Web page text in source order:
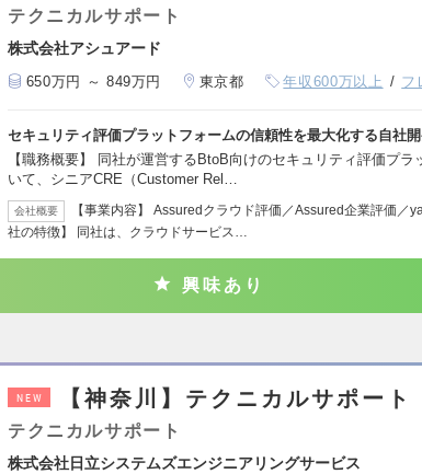
テクニカルサポート
株式会社アシュアード
650万円 ～ 849万円 東京都 年収600万以上 フ
セキュリティ評価プラットフォームの信頼性を最大化する自社
【職務概要】 同社が運営するBtoB向けのセキュリティ評価プラ
いて、シニアCRE（Customer Rel…
会社概要
【事業内容】 Assuredクラウド評価／Assured企業評価／
社の特徴】 同社は、クラウドサービス…
興味あり
NEW 【神奈川】テクニカルサポー
テクニカルサポート
株式会社日立システムズエンジニアリングサービス